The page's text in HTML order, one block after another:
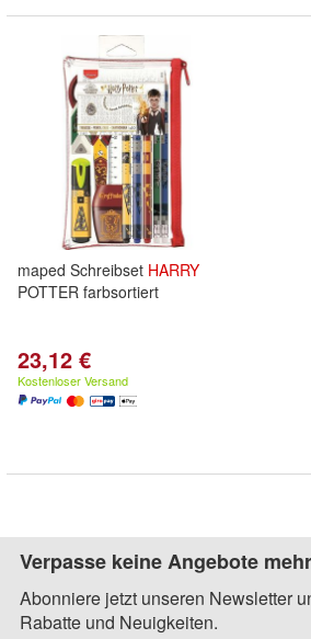
maped Schreibset HARRY
POTTER farbsortiert
23,12 €
Kostenloser Versand
Verpasse keine Angebote
Abonniere jetzt unseren Newsletter
Rabatte und Neuigkeiten.